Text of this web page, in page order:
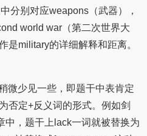
分别对应weapons（武器），
world war（第二次世界大
是military的详细解释和距离。
微少见一些，即题干中表肯定
否定+反义词的形式。例如剑
中，题干上lack一词就被替换为